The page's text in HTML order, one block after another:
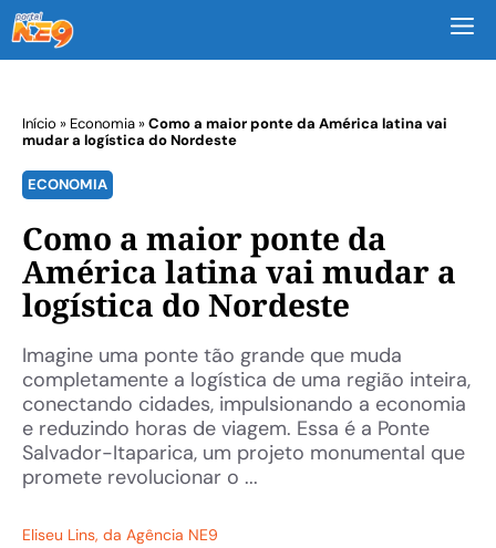
Início » Economia»Como a maior ponte da América latina vai
mudar a logística do Nordeste
ECONOMIA
Como a maior ponte da
América latina vai mudar a
logística do Nordeste
Imagine uma ponte tão grande que muda
completamente a logística de uma região inteira,
conectando cidades, impulsionando a economia
e reduzindo horas de viagem. Essa é a Ponte
Salvador-Itaparica, um projeto monumental que
promete revolucionar o ...
Eliseu Lins, da Agência NE9